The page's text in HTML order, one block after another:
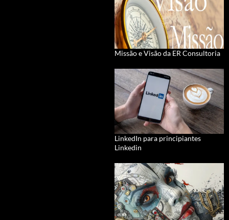
Missão e Visão da ER Consultoria
LinkedIn para principiantes
Linkedin